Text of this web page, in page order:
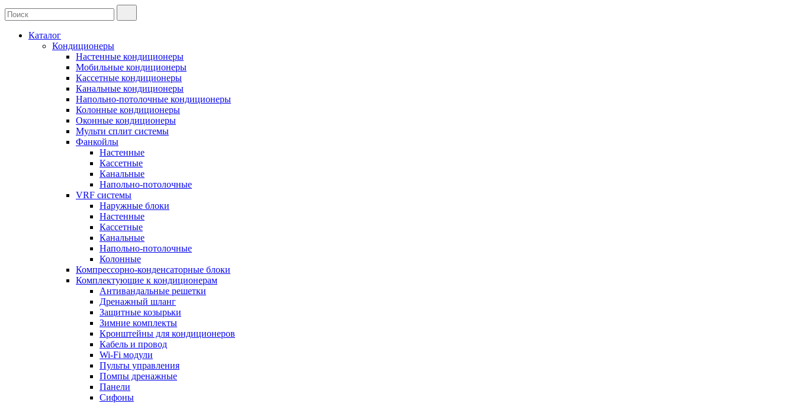
Каталог
Кондиционеры
Настенные кондиционеры
Мобильные кондиционеры
Кассетные кондиционеры
Канальные кондиционеры
Напольно-потолочные кондиционеры
Колонные кондиционеры
Оконные кондиционеры
Мульти сплит системы
Фанкойлы
Настенные
Кассетные
Канальные
Напольно-потолочные
VRF системы
Наружные блоки
Настенные
Кассетные
Канальные
Напольно-потолочные
Колонные
Компрессорно-конденсаторные блоки
Комплектующие к кондиционерам
Антивандальные решетки
Дренажный шланг
Защитные козырьки
Зимние комплекты
Кронштейны для кондиционеров
Кабель и провод
Wi-Fi модули
Пульты управления
Помпы дренажные
Панели
Сифоны